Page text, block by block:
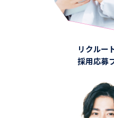
リクルー
採用応募